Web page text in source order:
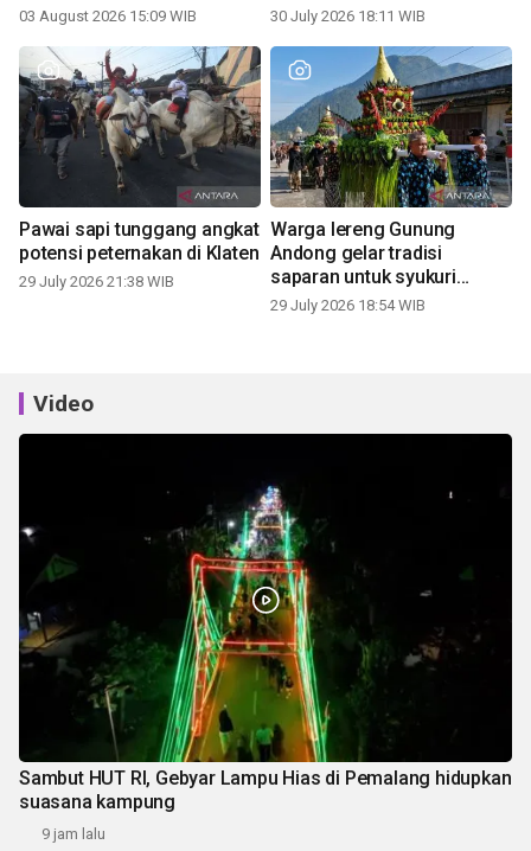
03 August 2026 15:09 WIB 30 July 2026 18:11 WIB
Pawai sapi tunggang angkat
potensi peternakan di Klaten
29 July 2026 21:38 WIB
Warga lereng Gunung
Andong gelar tradisi
saparan untuk syukuri
panen
29 July 2026 18:54 WIB
Video
Sambut HUT RI, Gebyar Lampu Hias di Pemalang hidupkan
suasana kampung
9 jam lalu